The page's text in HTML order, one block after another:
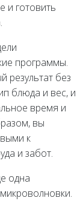
и готовить
программы.
результат без
блюда и вес, и
время и
вы
к
и забот.
одна